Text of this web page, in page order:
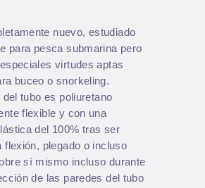
nuevo, estudiado
para pesca submarina pero
virtudes aptas
buceo o snorkeling.
del tubo es poliuretano
flexible y con una
del 100% tras ser
flexión, plegado o incluso
sí mismo incluso durante
de las paredes del tubo